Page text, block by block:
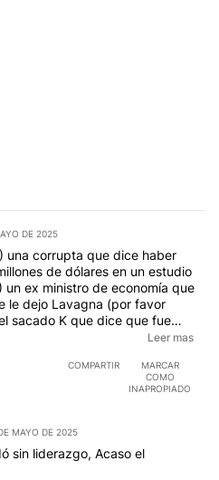
DE 2025
una corrupta que dice haber
de dólares en un estudio
un ex ministro de economía que
le dejo Lavagna (por favor
sacado K que dice que fue
" los salarios suben por
que quería hacer lo mismo
Leer mas
COMPARTIR
MARCAR
COMO
INAPROPIADO
MAYO DE 2025
sin liderazgo, Acaso el